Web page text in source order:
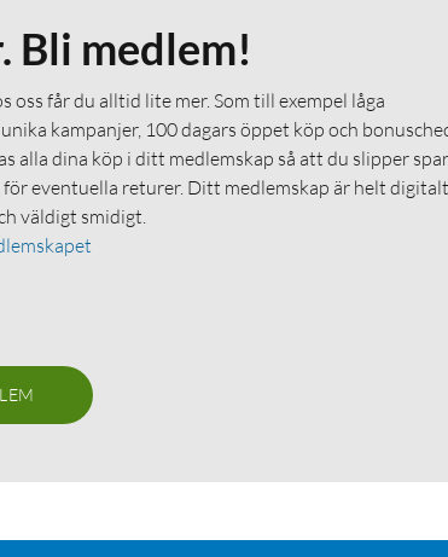
Bli medlem!
oss får du alltid lite mer. Som till exempel låga
kampanjer, 100 dagars öppet köp och
alla dina köp i ditt medlemskap så att du slipper
eventuella returer. Ditt medlemskap är helt
väldigt smidigt.